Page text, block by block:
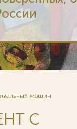
машин
С